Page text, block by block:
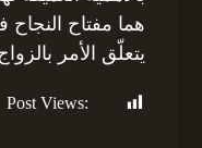
هما مفتاح
يتعلّق الأمر
Post Views: